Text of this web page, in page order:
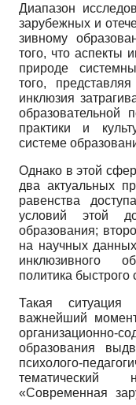
Диапазон
зарубежных и
зивному
того, что аспекты
природе
того,
инклюзия
образовательной
практики и
системе
Однако в этой
два актуальных
равенства
условий этой
образования;
на научных данных
инклюзивного
политика быстрого
Такая
важнейший
образования
психолого-
тематический
«Современная